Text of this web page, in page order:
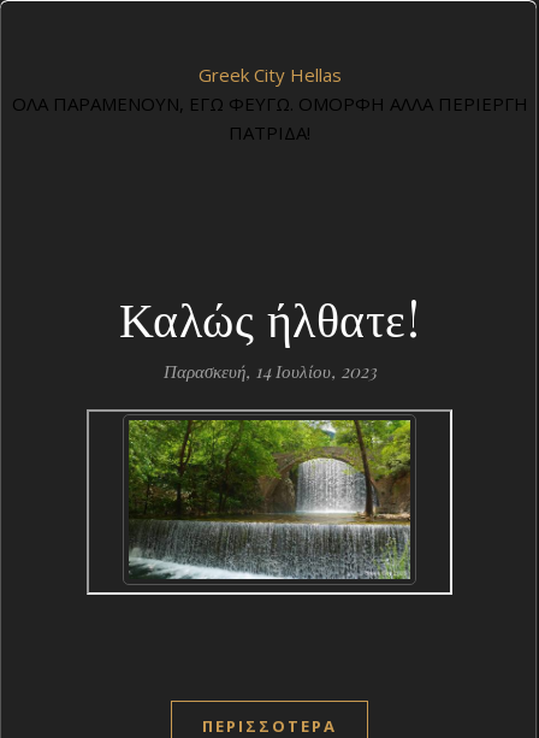
Greek City Hellas
ΟΛΑ ΠΑΡΑΜΕΝΟΥΝ, ΕΓΩ ΦΕΥΓΩ. ΟΜΟΡΦΗ ΑΛΛΑ ΠΕΡΙΕΡΓΗ
ΠΑΤΡΙΔΑ!
Καλώς ήλθατε!
Παρασκευή, 14 Ιουλίου, 2023
ΠΕΡΙΣΣΌΤΕΡΑ